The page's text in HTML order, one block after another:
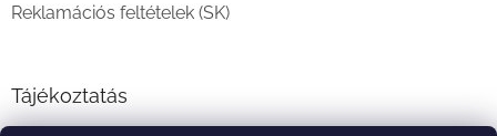
Reklamációs feltételek (SK)
Tájékoztatás